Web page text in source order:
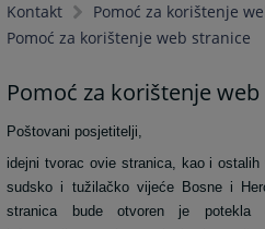
Kontakt
Pomoć za korištenje
Pomoć za korištenje web stranice
Pomoć za korištenje
Poštovani posjetitelji,
idejni tvorac ovie stranica, kao i
sudsko i tužilačko vijeće Bosne i
stranica bude otvoren je